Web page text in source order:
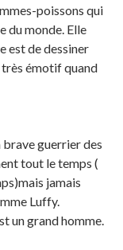
poissons qui
du monde. Elle
est de dessiner
très émotif quand
brave guerrier des
tout le temps (
jamais
Luffy.
un grand homme.